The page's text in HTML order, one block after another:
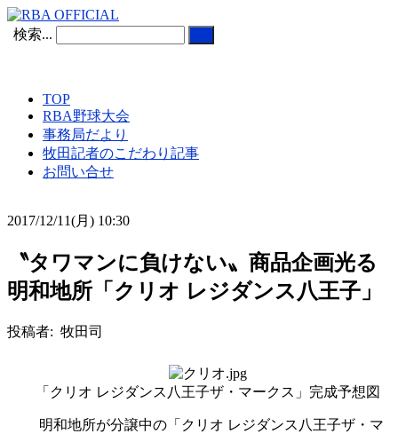
検索...
TOP
RBA野球大会
事務局だより
牧田記者のこだわり記事
お問い合せ
2017/12/11(月) 10:30
〝タワマンに負けない〟商品企画光る
明和地所「クリオ レジダンス八王子」
投稿者: 牧田司
「クリオ レジダンス八王子ザ・マークス」完成予想図
明和地所が分譲中の「クリオ レジダンス八王子ザ・マ